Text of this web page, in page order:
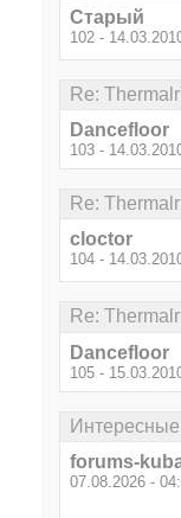
Старый
102 -
Re:
Dancefloor
103 -
Re:
cloctor
104 -
Re:
Dancefloor
105 -
forums-
07.08.2026 -